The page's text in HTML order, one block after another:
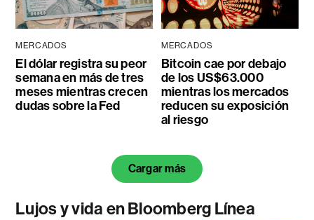
MERCADOS
El dólar registra su peor
semana en más de tres
meses mientras crecen
dudas sobre la Fed
MERCADOS
Bitcoin cae por debajo
de los US$63.000
mientras los mercados
reducen su exposición
al riesgo
Cargar más
Lujos y vida en Bloomberg Línea